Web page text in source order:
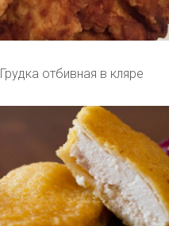
Грудка отбивная в кляре